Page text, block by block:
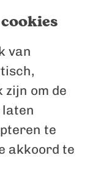
van
om de
laten
te
akkoord te
naar de
de
meer
actuele
opties.